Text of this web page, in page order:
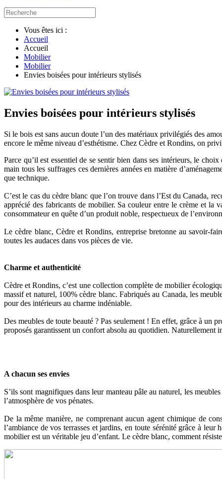
Vous êtes ici :
Accueil
Accueil
Mobilier
Mobilier
Envies boisées pour intérieurs stylisés
Envies boisées pour intérieurs stylisés
Si le bois est sans aucun doute l’un des matériaux privilégiés des
encore le même niveau d’esthétisme. Chez Cèdre et Rondins, on
Parce qu’il est essentiel de se sentir bien dans ses intérieurs, le
main tous les suffrages ces dernières années en matière
que technique.
C’est le cas du cèdre blanc que l’on trouve dans l’Est du Canada,
apprécié des fabricants de mobilier. Sa couleur entre le crème et la
consommateur en quête d’un produit noble, respectueux de
Le cèdre blanc, Cèdre et Rondins, entreprise bretonne au savoir-
toutes les audaces dans vos pièces de vie.
Charme et authenticité
Cèdre et Rondins, c’est une collection complète de mobilier
massif et naturel, 100% cèdre blanc. Fabriqués au Canada, les
pour des intérieurs au charme indéniable.
Des meubles de toute beauté ? Pas seulement ! En effet, grâce à un
proposés garantissent un confort absolu au quotidien. Naturellement
A chacun ses envies
S’ils sont magnifiques dans leur manteau pâle au naturel, les
l’atmosphère de vos pénates.
De la même manière, ne comprenant aucun agent chimique de
l’ambiance de vos terrasses et jardins, en toute sérénité grâce à
mobilier est un véritable jeu d’enfant. Le cèdre blanc, comment